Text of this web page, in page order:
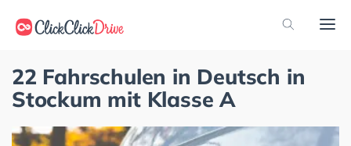
22 Fahrschulen in Deutsch in
Stockum mit Klasse A